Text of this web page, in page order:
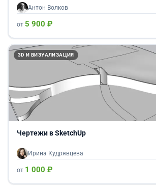
Антон Волков
от 5 900 ₽
3D И ВИЗУАЛИЗАЦИЯ
Чертежи в SketchUp
Ирина Кудрявцева
от 1 000 ₽